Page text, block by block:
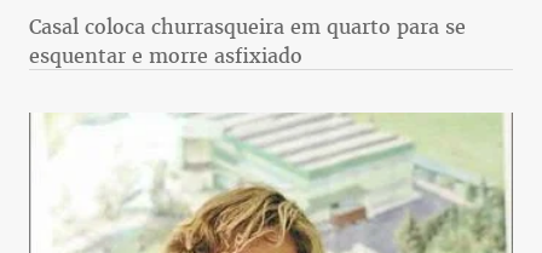
Casal coloca churrasqueira em quarto para se
esquentar e morre asfixiado